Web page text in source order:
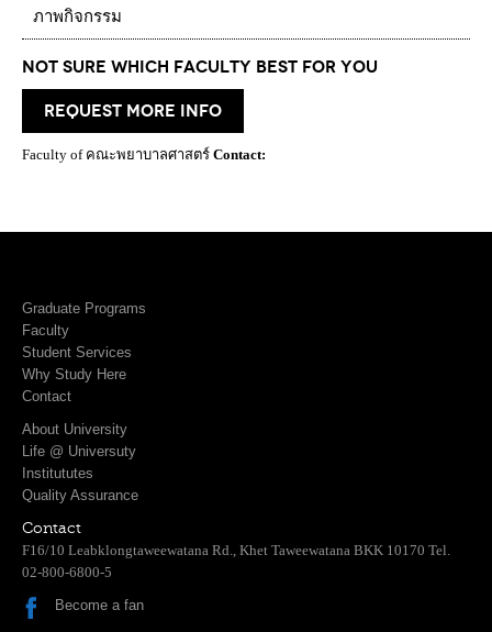
ภาพกิจกรรม
Not Sure which Faculty best for you
request more info
Faculty of คณะพยาบาลศาสตร์ Contact:
Graduate Programs
Faculty
Student Services
Why Study Here
Contact
About University
Life @ Universuty
Institututes
Quality Assurance
Contact
F16/10 Leabklongtaweewatana Rd., Khet Taweewatana BKK 10170 Tel.
02-800-6800-5
Become a fan